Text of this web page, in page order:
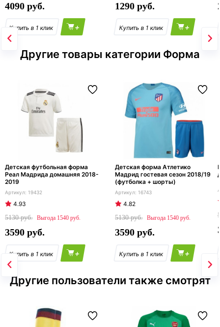
4090
+
1290
+
Другие товары категории Форма
Детская футбольная форма
Реал Мадрида домашняя 2018-
2019
19432
4.93
5130
1540
3590
+
Детская форма Атлетико
Мадрид гостевая сезон 2018/19
(футболка + шорты)
16743
4.82
5130
1540
3590
+
Другие пользователи также смотрят